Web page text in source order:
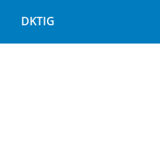
DKTIG